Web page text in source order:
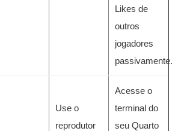
Likes de
outros
jogadores
passivamente.
Use o
reprodutor
Acesse o
terminal do
seu Quarto